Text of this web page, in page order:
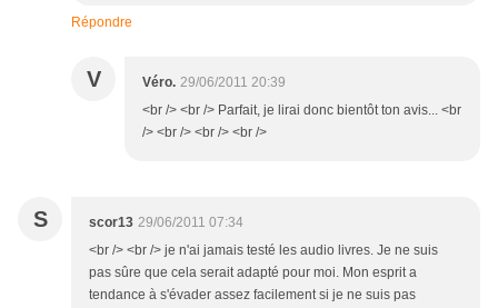
Répondre
V Véro. 29/06/2011 20:39
<br /> <br /> Parfait, je lirai donc bientôt ton avis... <br
/> <br /> <br /> <br />
S scor13 29/06/2011 07:34
<br /> <br /> je n'ai jamais testé les audio livres. Je ne suis
pas sûre que cela serait adapté pour moi. Mon esprit a
tendance à s'évader assez facilement si je ne suis pas